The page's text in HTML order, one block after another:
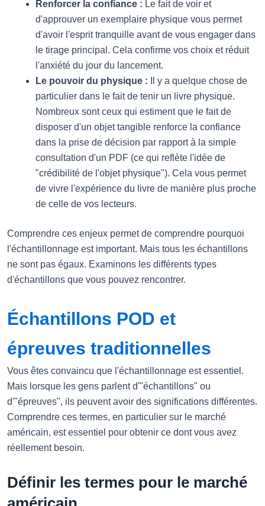
Renforcer la confiance : Le fait de voir et
d'approuver un exemplaire physique vous permet
d'avoir l'esprit tranquille avant de vous engager dans
le tirage principal. Cela confirme vos choix et réduit
l'anxiété du jour du lancement.
Le pouvoir du physique : Il y a quelque chose de
particulier dans le fait de tenir un livre physique.
Nombreux sont ceux qui estiment que le fait de
disposer d'un objet tangible renforce la confiance
dans la prise de décision par rapport à la simple
consultation d'un PDF (ce qui reflète l'idée de
"crédibilité de l'objet physique"). Cela vous permet
de vivre l'expérience du livre de manière plus proche
de celle de vos lecteurs.
Comprendre ces enjeux permet de comprendre pourquoi
l'échantillonnage est important. Mais tous les échantillons
ne sont pas égaux. Examinons les différents types
d'échantillons que vous pouvez rencontrer.
Échantillons POD et
épreuves traditionnelles
Vous êtes convaincu que l'échantillonnage est essentiel.
Mais lorsque les gens parlent d'"échantillons" ou
d'"épreuves", ils peuvent avoir des significations différentes.
Comprendre ces termes, en particulier sur le marché
américain, est essentiel pour obtenir ce dont vous avez
réellement besoin.
Définir les termes pour le marché